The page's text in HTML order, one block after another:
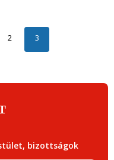
2 3
bizottságok